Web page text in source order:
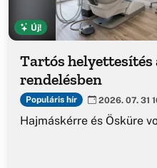
Új!
Tartós helyettesítés
rendelésben
Populáris hír 2026. 07. 31
Hajmáskérre és Ösküre